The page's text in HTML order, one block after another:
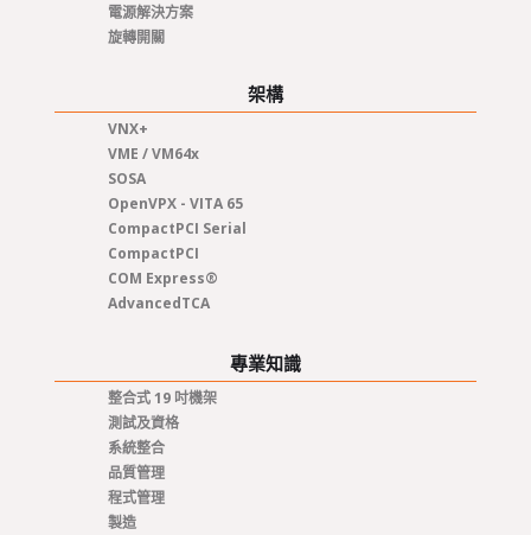
電源解決方案
旋轉開關
架構
VNX+
VME / VM64x
SOSA
OpenVPX - VITA 65
CompactPCI Serial
CompactPCI
COM Express®
AdvancedTCA
專業知識
整合式 19 吋機架
測試及資格
系統整合
品質管理
程式管理
製造